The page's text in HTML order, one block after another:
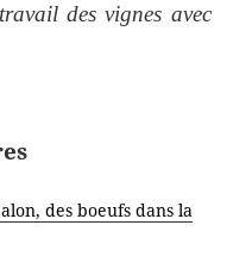
des vignes avec
des boeufs dans la